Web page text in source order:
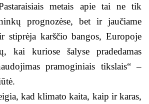
metais apie tai ne tik
prognozėse, bet ir jaučiame
stiprėja karščio bangos, Europoje
kai kuriose šalyse pradedamas
pramoginiais tikslais“ –
kad klimato kaita, kaip ir karas,